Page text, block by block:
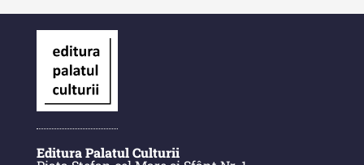
Anuarul Muzeului Etnografic al
Moldovei - XX / 2020
Indexul Complet
Buletinul Muzeului Științei și
Tehnicii ”Ștefan Procopiu”
Editura Palatul Culturii